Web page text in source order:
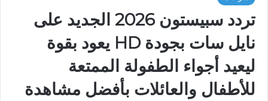
تردد سبيستون 2026 الجديد على
نايل سات بجودة HD يعود بقوة
ليعيد أجواء الطفولة الممتعة
للأطفال والعائلات بأفضل مشاهدة